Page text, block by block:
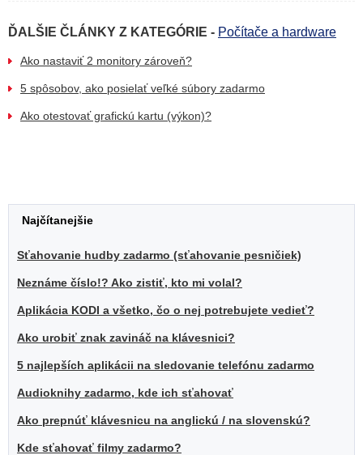
tráviť písaním textov, ktoré ľuďom uľahčujú
zbožňuje práve možnosť neustále sa
vzdelávať v rôznych témach. Jej zámerom je
vystihnúť pointu tak, aby čitateľ našiel
ĎALŠIE ČLÁNKY Z KATEGÓRIE - Počítače a hardware
Ako nastaviť 2 monitory zároveň?
5 spôsobov, ako posielať veľké súbory zadarmo
Ako otestovať grafickú kartu (výkon)?
Najčítanejšie
Sťahovanie hudby zadarmo (sťahovanie pesničiek)
Neznáme číslo!? Ako zistiť, kto mi volal?
Aplikácia KODI a všetko, čo o nej potrebujete vedieť?
Ako urobiť znak zavináč na klávesnici?
5 najlepších aplikácii na sledovanie telefónu zadarmo
Audioknihy zadarmo, kde ich sťahovať
Ako prepnúť klávesnicu na anglickú / na slovenskú?
Kde sťahovať filmy zadarmo?